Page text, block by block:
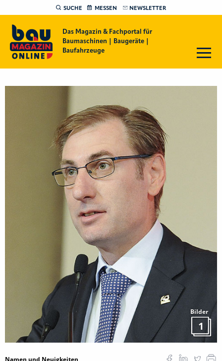
SUCHE MESSEN NEWSLETTER
Das Magazin & Fachportal für
Baumaschinen | Baugeräte |
Baufahrzeuge
Bilder
1
Namen und Neuigkeiten